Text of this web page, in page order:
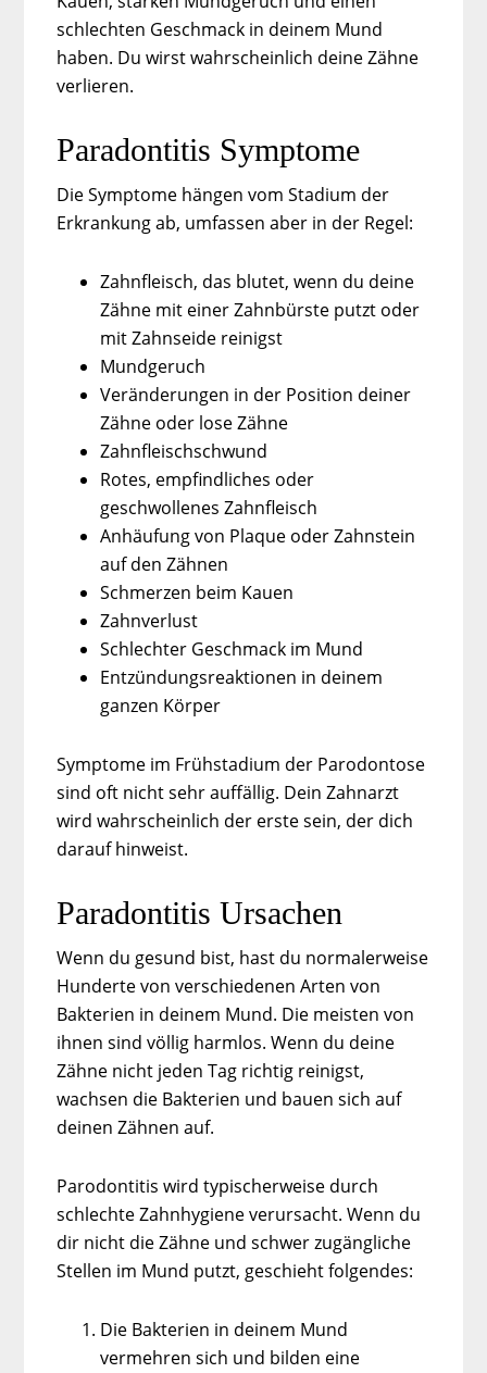
schlechten Geschmack in deinem Mund
haben. Du wirst wahrscheinlich deine Zähne
verlieren.
Paradontitis Symptome
Die Symptome hängen vom Stadium der
Erkrankung ab, umfassen aber in der Regel:
Zahnfleisch, das blutet, wenn du deine
Zähne mit einer Zahnbürste putzt oder
mit Zahnseide reinigst
Mundgeruch
Veränderungen in der Position deiner
Zähne oder lose Zähne
Zahnfleischschwund
Rotes, empfindliches oder
geschwollenes Zahnfleisch
Anhäufung von Plaque oder Zahnstein
auf den Zähnen
Schmerzen beim Kauen
Zahnverlust
Schlechter Geschmack im Mund
Entzündungsreaktionen in deinem
ganzen Körper
Symptome im Frühstadium der Parodontose
sind oft nicht sehr auffällig. Dein Zahnarzt
wird wahrscheinlich der erste sein, der dich
darauf hinweist.
Paradontitis Ursachen
Wenn du gesund bist, hast du normalerweise
Hunderte von verschiedenen Arten von
Bakterien in deinem Mund. Die meisten von
ihnen sind völlig harmlos. Wenn du deine
Zähne nicht jeden Tag richtig reinigst,
wachsen die Bakterien und bauen sich auf
deinen Zähnen auf.
Parodontitis wird typischerweise durch
schlechte Zahnhygiene verursacht. Wenn du
dir nicht die Zähne und schwer zugängliche
Stellen im Mund putzt, geschieht folgendes:
Die Bakterien in deinem Mund
vermehren sich und bilden eine